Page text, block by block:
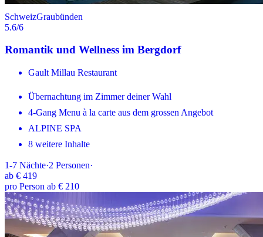
SchweizGraubünden
5.6/6
Romantik und Wellness im Bergdorf
Gault Millau Restaurant
Übernachtung im Zimmer deiner Wahl
4-Gang Menu à la carte aus dem grossen Angebot
ALPINE SPA
8 weitere Inhalte
1-7 Nächte·2 Personen·
ab € 419
pro Person ab € 210